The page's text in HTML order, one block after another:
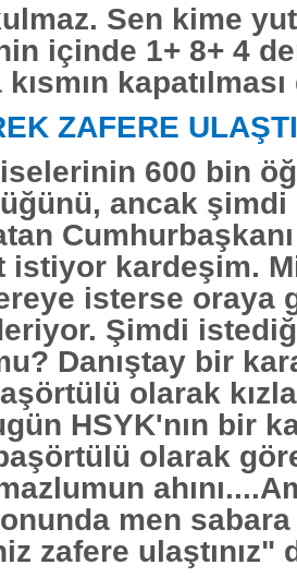
Sen kime
içinde 1+ 8+ 4
ZAFERE
600 bin
ancak
istiyor kardeşim.
isterse oraya
Şimdi
Danıştay bir
olarak
HSYK'nın bir
olarak
men
zafere ulaştınız"